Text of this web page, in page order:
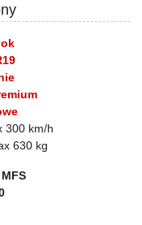
300 km/h
630 kg
MFS